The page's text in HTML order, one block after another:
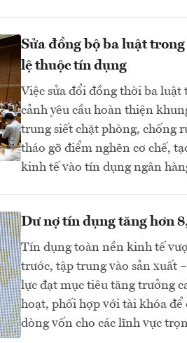
Sửa đồng bộ ba luật
lệ thuộc tín dụng
Việc sửa đổi đồng thời ba
cảnh yêu cầu hoàn thiện
trung siết chặt phòng, chống
tháo gỡ điểm nghẽn cơ chế,
kinh tế vào tín dụng ngân
Dư nợ tín dụng tăng hơn
Tín dụng toàn nền kinh tế
trước, tập trung vào sản xuất
lực đạt mục tiêu tăng trưởng
hoạt, phối hợp với tài khóa
dòng vốn cho các lĩnh vực